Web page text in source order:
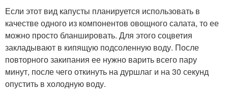
Если этот вид капусты планируется использовать в
качестве одного из компонентов овощного салата, то ее
можно просто бланшировать. Для этого соцветия
закладывают в кипящую подсоленную воду. После
повторного закипания ее нужно варить всего пару
минут, после чего откинуть на дуршлаг и на 30 секунд
опустить в холодную воду.